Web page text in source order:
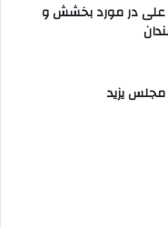
علی در مورد بخشش و
یزید